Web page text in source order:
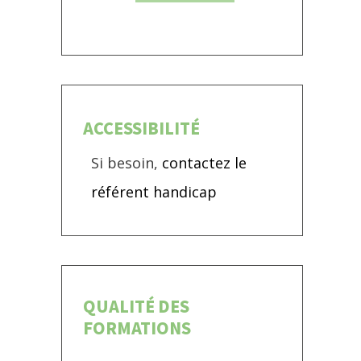
ACCESSIBILITÉ
Si besoin, contactez le
référent handicap
QUALITÉ DES
FORMATIONS